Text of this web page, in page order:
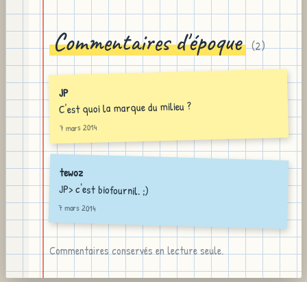
Commentaires d'époque (2)
JP
C'est quoi la marque du milieu ?
7 mars 2014
tewoz
JP> c'est biofournil. ;)
7 mars 2014
Commentaires conservés en lecture seule.